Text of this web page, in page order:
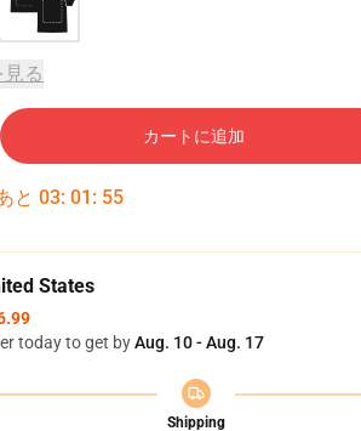
る
カートに追加
と 03: 01 : 54
States
today to get byAug. 10 - Aug. 17
Shipping